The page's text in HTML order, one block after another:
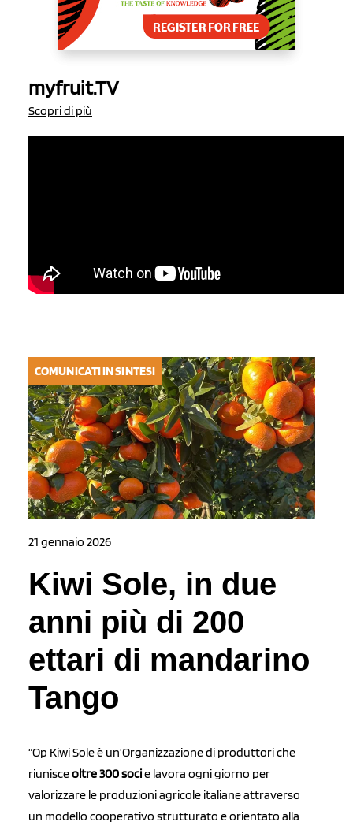
myfruit.TV
Scopri di più
COMUNICATI IN SINTESI
21 gennaio 2026
Kiwi Sole, in due
anni più di 200
ettari di mandarino
Tango
“Op Kiwi Sole è un’Organizzazione di produttori che
riunisceoltre 300 socie lavora ogni giorno per
valorizzare le produzioni agricole italiane attraverso
un modello cooperativo strutturato e orientato alla